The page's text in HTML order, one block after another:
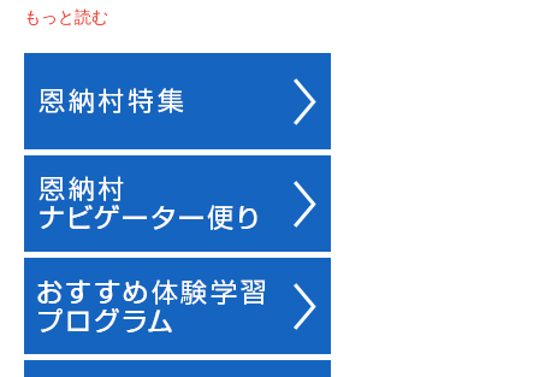
もっと読む